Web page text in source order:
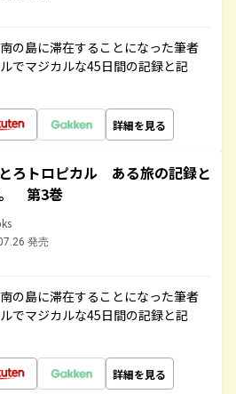
の島に滞在することになった筆者
でマジカルな45日間の記録と記
詳細を見る
ろトロピカル ある旅の記録と
第3巻
発売
の島に滞在することになった筆者
でマジカルな45日間の記録と記
詳細を見る